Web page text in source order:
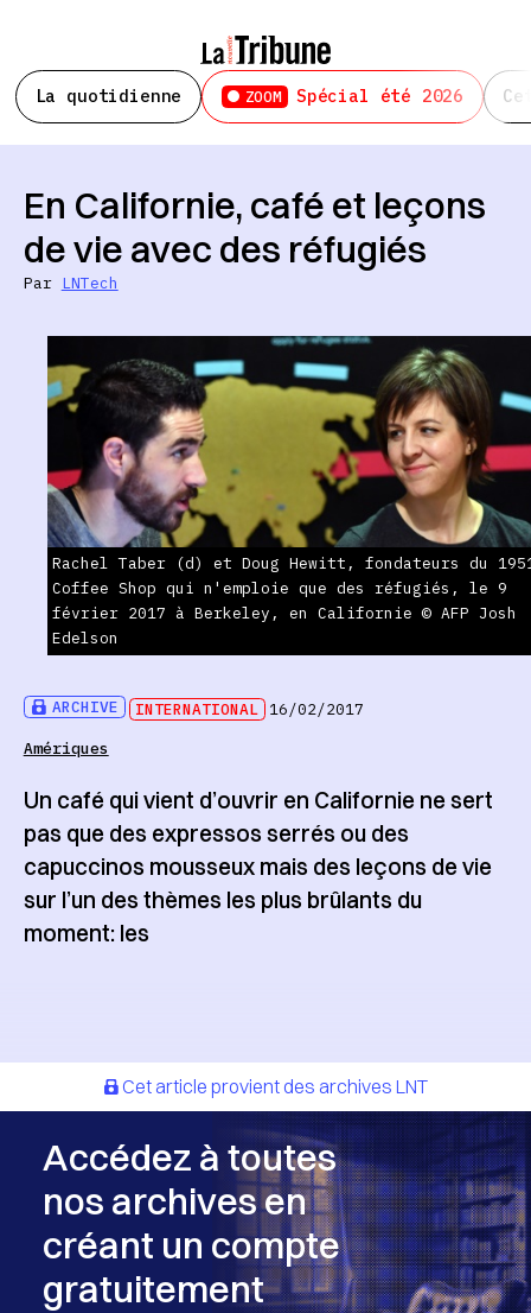
La quotidienne ZOOM Spécial été 2026
ARCHIVE INTERNATIONAL 16/02/2017
Amériques
En Californie, café et leçons
de vie avec des réfugiés
Par LNTech
Rachel Taber (d) et Doug Hewitt, fondateurs du
Coffee Shop qui n'emploie que des réfugiés, le 9
février 2017 à Berkeley, en Californie © AFP Josh
Edelson
Un café qui vient d’ouvrir en Californie ne sert
pas que des expressos serrés ou des
capuccinos mousseux mais des leçons de vie
sur l’un des thèmes les plus brûlants du
moment: les
Cet article provient des archives LNT
Accédez à toutes
nos archives en
créant un compte
gratuitement